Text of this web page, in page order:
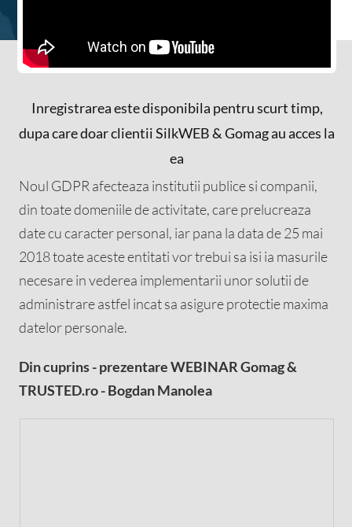
Inregistrarea este disponibila pentru scurt timp,
dupa care doar clientii SilkWEB & Gomag au acces la
ea
Noul GDPR afecteaza institutii publice si companii,
din toate domeniile de activitate, care prelucreaza
date cu caracter personal, iar pana la data de 25 mai
2018 toate aceste entitati vor trebui sa isi ia masurile
necesare in vederea implementarii unor solutii de
administrare astfel incat sa asigure protectie maxima
datelor personale.
Din cuprins -prezentareWEBINAR Gomag &
TRUSTED.ro - Bogdan Manolea